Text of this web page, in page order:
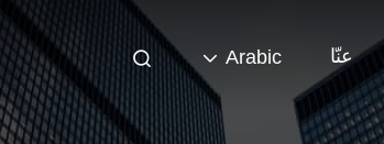
عنّا Arabic